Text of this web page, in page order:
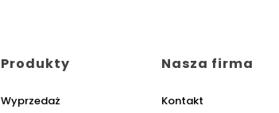
Produkty
Wyprzedaż
Nasza firma
Kontakt